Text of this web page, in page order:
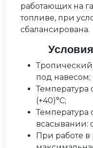
работающих на
топливе, при
сбалансирована.
под навесом;
Температура
(+40)°С;
всасывании:
При работе